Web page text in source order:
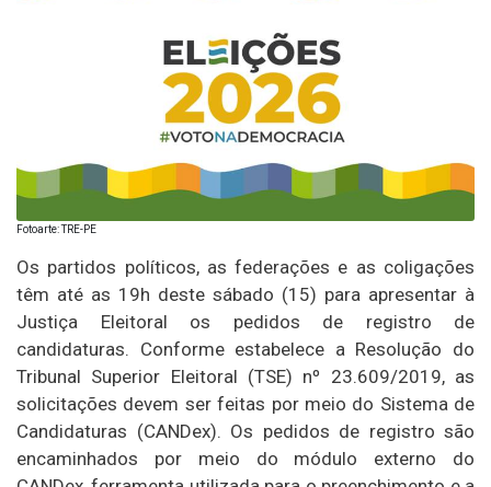
Fotoarte: TRE-PE
Os partidos políticos, as federações e as coligações
têm até as 19h deste sábado (15) para apresentar à
Justiça Eleitoral os pedidos de registro de
candidaturas. Conforme estabelece a Resolução do
Tribunal Superior Eleitoral (TSE) nº 23.609/2019, as
solicitações devem ser feitas por meio do Sistema de
Candidaturas (CANDex). Os pedidos de registro são
encaminhados por meio do módulo externo do